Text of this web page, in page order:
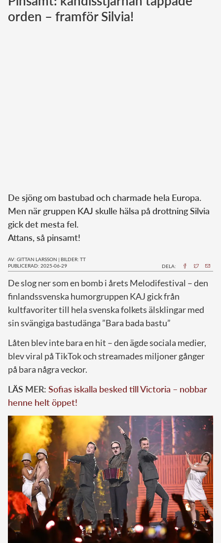
Norska kungahuset
orden – framför Silvia!
De sjöng om bastubad och charmade hela Europa.
Men när gruppen KAJ skulle hälsa på drottning Silvia
gick det mesta fel.
Attans, så pinsamt!
AV: GITTAN LARSSON | BILDER: TT
PUBLICERAD: 2025-06-29
DELA:
De slog ner som en bomb i årets Melodifestival – den
finlandssvenska humorgruppen KAJ gick från
kultfavoriter till hela svenska folkets älsklingar med
sin svängiga bastudänga ”Bara bada bastu”
Låten blev inte bara en hit – den ägde sociala medier,
blev viral på TikTok och streamades miljoner gånger
på bara några veckor.
LÄS MER: Sofias iskalla besked till Victoria – nobbar
henne helt öppet!